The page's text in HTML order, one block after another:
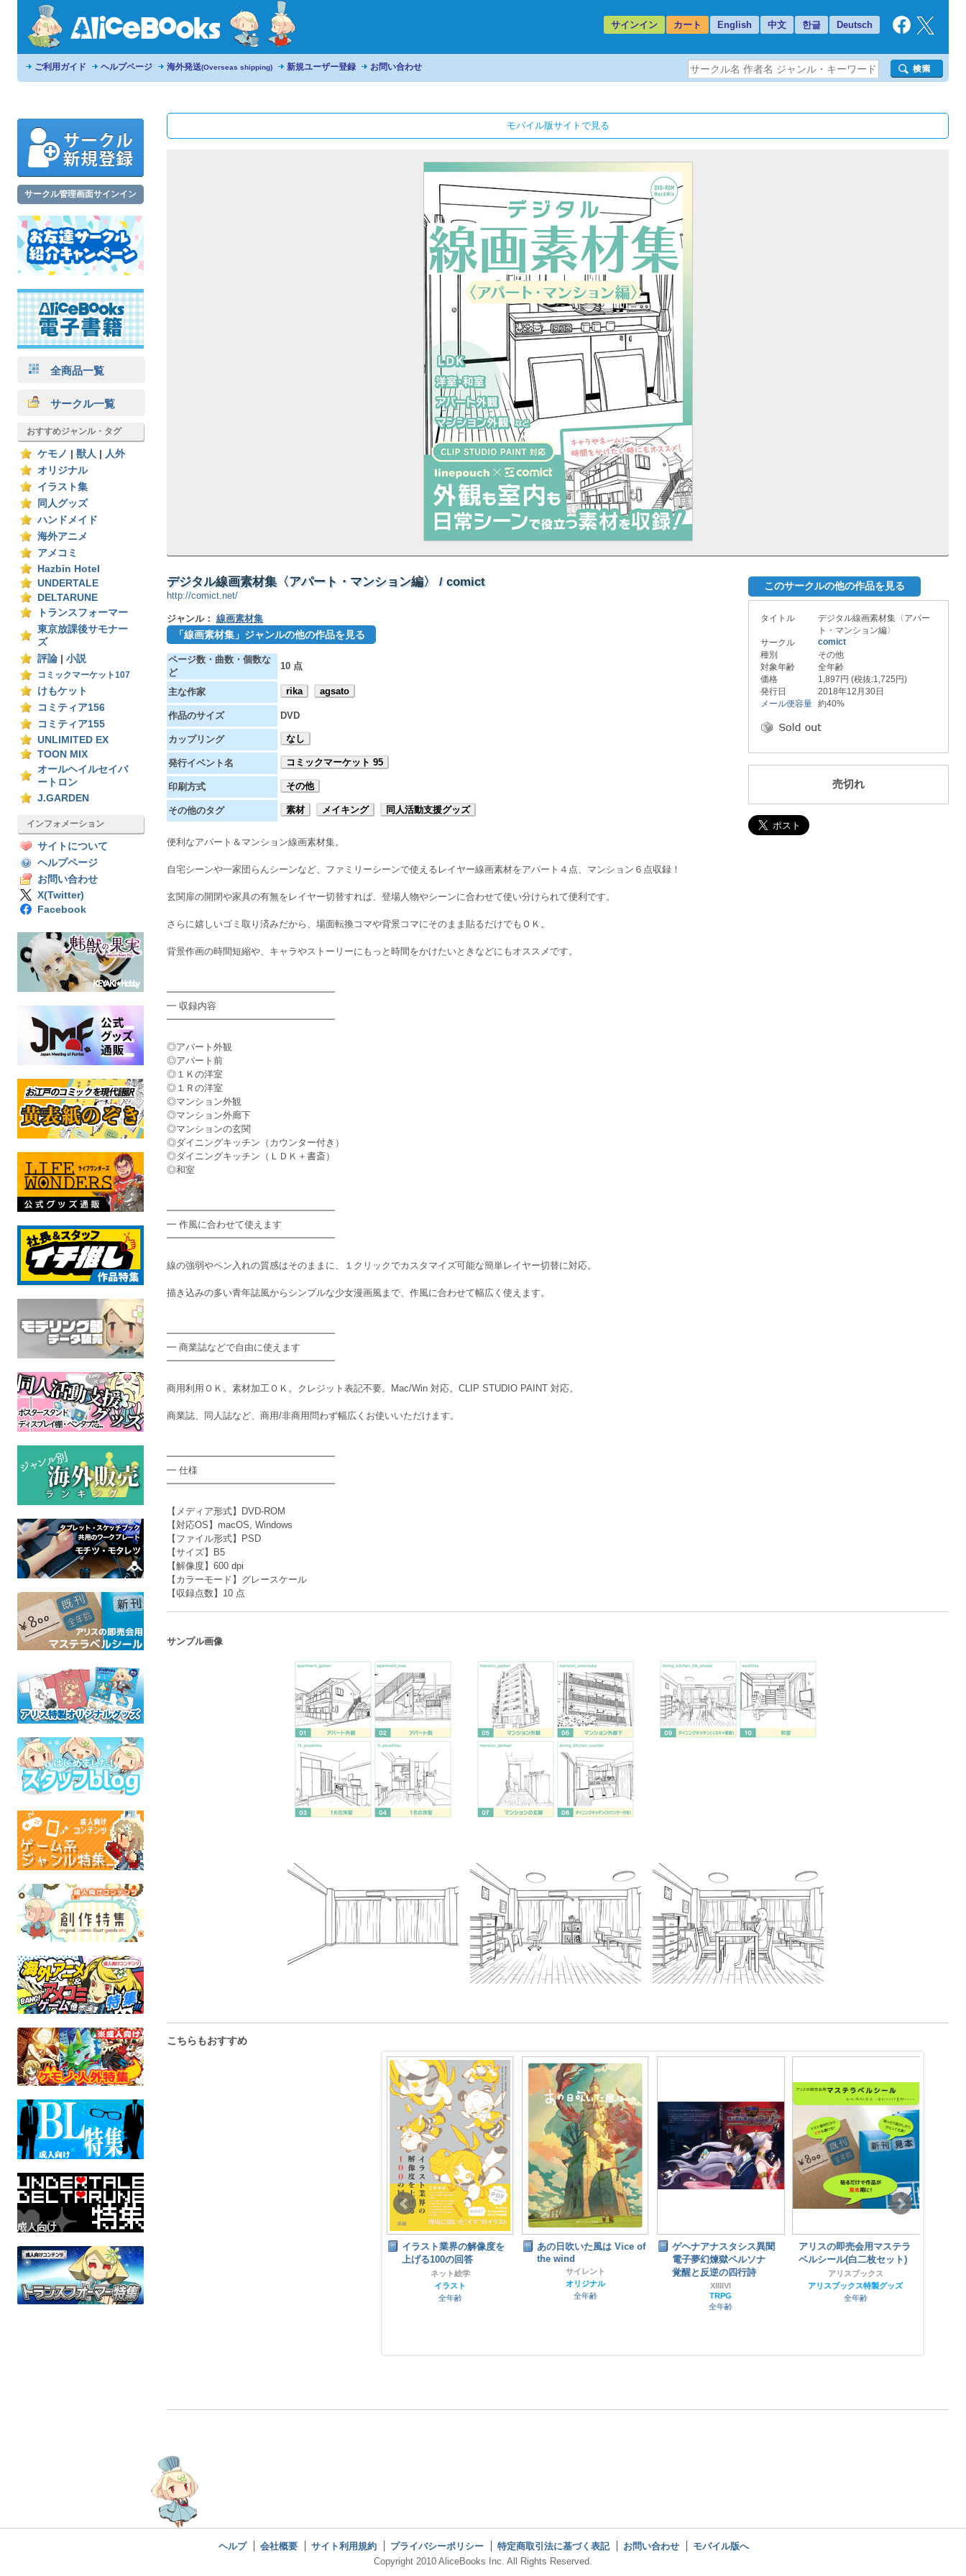
サインイン カート English 中文 한글 Deutsch
ご利用ガイド ヘルプページ 海外発送(Overseas shipping) 新規ユーザー登録 お問い合わせ
サークル管理画面サインイン
全商品一覧
サークル一覧
おすすめジャンル・タグ
ケモノ 獣人
人外
オリジナル
イラスト集
同人グッズ
ハンドメイド
海外アニメ
アメコミ
Hazbin Hotel
UNDERTALE
DELTARUNE
トランスフォーマー
東京放課後サモナー
ズ
評論
小説
コミックマーケット107
けもケット
コミティア156
コミティア155
UNLIMITED EX
TOON MIX
オールヘイルセイバ
ートロン
J.GARDEN
インフォメーション
サイトについて
ヘルプページ
お問い合わせ
X(Twitter)
Facebook
モバイル版サイトで見る
デジタル線画素材集〈アパート・マンション編〉 / comict
http://comict.net/
ジャンル： 線画素材集
「線画素材集」ジャンルの他の作品を見る
ページ数・曲数・個数な
ど
10 点
主な作家 rika agsato
作品のサイズ DVD
カップリング なし
発行イベント名 コミックマーケット 95
印刷方式 その他
その他のタグ 素材 メイキング 同人活動支援グッズ
便利なアパート＆マンション線画素材集。
自宅シーンや一家団らんシーンなど、ファミリーシーンで使えるレイヤー線画素材をアパート４点、マンション６点収録！
玄関扉の開閉や家具の有無をレイヤー切替すれば、登場人物やシーンに合わせて使い分けられて便利です。
さらに嬉しいゴミ取り済みだから、場面転換コマや背景コマにそのまま貼るだけでもＯＫ。
背景作画の時間短縮や、キャラやストーリーにもっと時間をかけたいときなどにもオススメです。
━━━━━━━━━━━━━━━━━━
━ 収録内容
━━━━━━━━━━━━━━━━━━
◎アパート外観
◎アパート前
◎１Ｋの洋室
◎１Ｒの洋室
◎マンション外観
◎マンション外廊下
◎マンションの玄関
◎ダイニングキッチン（カウンター付き）
◎ダイニングキッチン（ＬＤＫ＋書斎）
◎和室
━━━━━━━━━━━━━━━━━━
━ 作風に合わせて使えます
━━━━━━━━━━━━━━━━━━
線の強弱やペン入れの質感はそのままに、１クリックでカスタマイズ可能な簡単レイヤー切替に対応。
描き込みの多い青年誌風からシンプルな少女漫画風まで、作風に合わせて幅広く使えます。
━━━━━━━━━━━━━━━━━━
━ 商業誌などで自由に使えます
━━━━━━━━━━━━━━━━━━
商用利用ＯＫ。素材加工ＯＫ。クレジット表記不要。Mac/Win 対応。CLIP STUDIO PAINT 対応。
商業誌、同人誌など、商用/非商用問わず幅広くお使いいただけます。
━━━━━━━━━━━━━━━━━━
━ 仕様
━━━━━━━━━━━━━━━━━━
【メディア形式】DVD-ROM
【対応OS】macOS, Windows
【ファイル形式】PSD
【サイズ】B5
【解像度】600 dpi
【カラーモード】グレースケール
【収録点数】10 点
このサークルの他の作品を見る
タイトル
デジタル線画素材集〈アパー
ト・マンション編〉
サークル
comict
種別
その他
対象年齢
全年齢
価格
1,897円 (税抜:1,725円)
発行日
2018年12月30日
メール便容量 約40%
売切れ
サンプル画像
こちらもおすすめ
リスブックスA4手提げ
袋 マットブラック
アリスブックス
リスブックス特製グッズ
全年齢
イラスト業界の解像度を
上げる100の回答
ネット絵学
イラスト
全年齢
あの日吹いた風は Vice of
the wind
サイレント
オリジナル
全年齢
ゲヘナアナスタシス異聞
電子夢幻煉獄ペルソナ
覚醒と反逆の四行詩
XIIIIVI
TRPG
全年齢
アリスの即売会用マステラ
ベルシール(白二枚セット)
アリスブックス
アリスブックス特製グッズ
全年齢
ヘルプ 会社概要 サイト利用規約 プライバシーポリシー 特定商取引法に基づく表記 お問い合わせ
モバイル版へ
Copyright 2010 AliceBooks Inc. All Rights Reserved.